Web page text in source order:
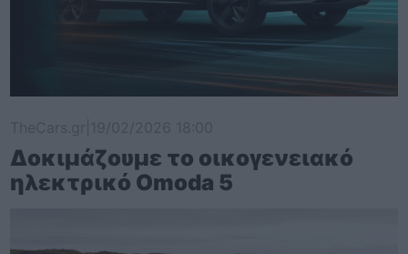
Δοκιμάζουμε το οικογενειακό
ηλεκτρικό Omoda 5